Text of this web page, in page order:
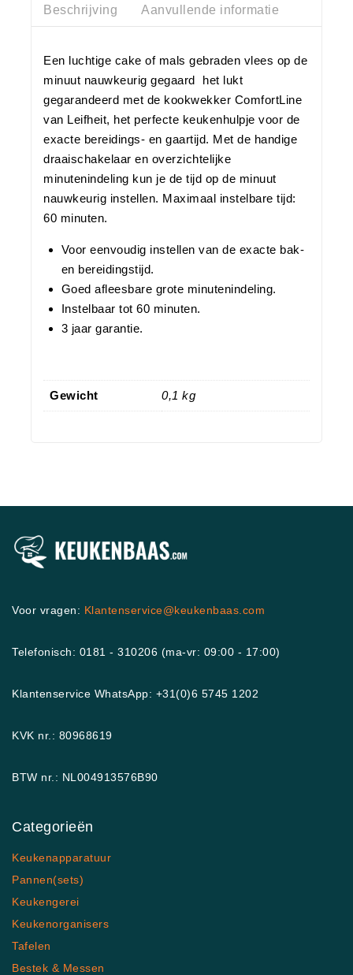
Beschrijving Aanvullende informatie
Een luchtige cake of mals gebraden vlees op de
minuut nauwkeurig gegaard  het lukt
gegarandeerd met de kookwekker ComfortLine
van Leifheit, het perfecte keukenhulpje voor de
exacte bereidings- en gaartijd. Met de handige
draaischakelaar en overzichtelijke
minutenindeling kun je de tijd op de minuut
nauwkeurig instellen. Maximaal instelbare tijd:
60 minuten.
Voor eenvoudig instellen van de exacte bak-
en bereidingstijd.
Goed afleesbare grote minutenindeling.
Instelbaar tot 60 minuten.
3 jaar garantie.
Gewicht 0,1 kg
Voor vragen: Klantenservice@keukenbaas.com
Telefonisch: 0181 - 310206 (ma-vr: 09:00 - 17:00)
Klantenservice WhatsApp: +31(0)6 5745 1202
KVK nr.: 80968619
BTW nr.: NL004913576B90
Categorieën
Keukenapparatuur
Pannen(sets)
Keukengerei
Keukenorganisers
Tafelen
Bestek & Messen